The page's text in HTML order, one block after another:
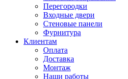
Перегородки
Входные двери
Стеновые панели
Фурнитура
Клиентам
Оплата
Доставка
Монтаж
Наши работы